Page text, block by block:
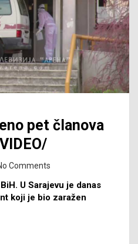
pet članova
Comments
U Sarajevu je danas
koji je bio zaražen